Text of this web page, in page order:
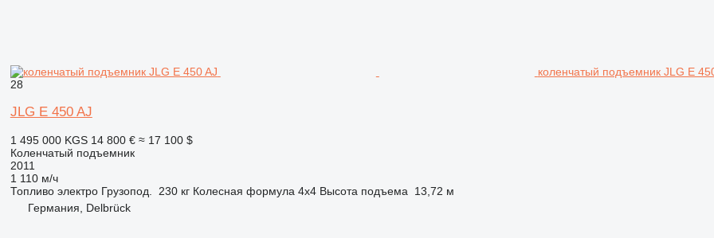
коленчатый подъемник JLG E
28
JLG E 450 AJ
1 495 000 KGS 14 800 € ≈ 17 100 $
Коленчатый подъемник
2011
1 110 м/ч
Топливо электро Грузопод. 230 кг Колесная формула 4x4 Высота подъема
13,72 м
Германия, Delbrück